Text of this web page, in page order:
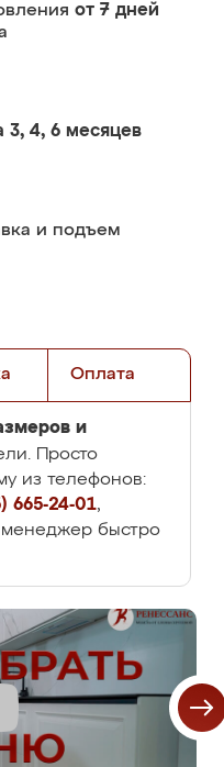
от 7 дней
3, 4, 6 месяцев
и подъем
Оплата
и
Просто
из телефонов:
665-24-01,
быстро